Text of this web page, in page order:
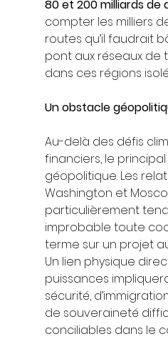
80 et 200 milliards de
compter les milliers
routes qu’il faudrait
pont aux réseaux de
dans ces régions
Un obstacle
Au-delà des défis
financiers, le
géopolitique. Les
Washington et
particulièrement
improbable toute
terme sur un projet
Un lien physique
puissances
sécurité,
de souveraineté
conciliables dans le